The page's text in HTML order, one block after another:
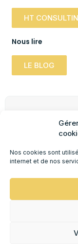
Nos cookies sont
internet et de nos
HT
Nous lire
LE BLOG
Inscrivez-vous
des